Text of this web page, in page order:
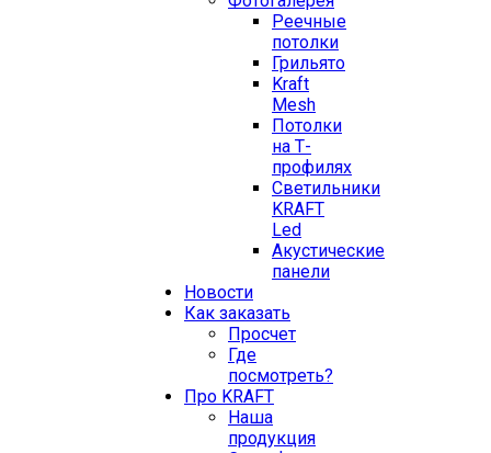
Реечные
потолки
Грильято
Kraft
Mesh
Потолки
на Т-
профилях
Свeтильники
KRAFT
Led
Акустические
панели
Новости
Как заказать
Просчет
Где
посмотреть?
Про KRAFT
Наша
продукция